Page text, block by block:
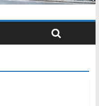
[2014]